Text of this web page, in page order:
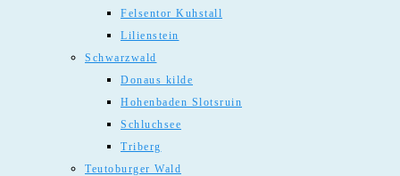
Felsentor Kuhstall
Lilienstein
Schwarzwald
Donaus kilde
Hohenbaden Slotsruin
Schluchsee
Triberg
Teutoburger Wald